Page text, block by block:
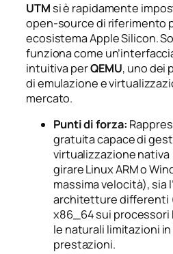
UTMsi è rapidamente
open-source di riferimento
ecosistema Apple Silicon.
funziona come
intuitiva perQEMU, uno dei
di emulazione e
mercato.
Punti di forza:
gratuita capace di
virtualizzazione
girare Linux ARM o
massima velocità), sia
architetture differenti
x86_64 sui processori
le naturali limitazioni
prestazioni.